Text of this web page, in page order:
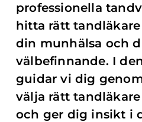
professionella
hitta rätt
din munhälsa och
välbefinnande. I
guidar vi dig
välja rätt
och ger dig insikt i